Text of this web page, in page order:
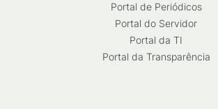
Portal de Periódicos
Portal do Servidor
Portal da TI
Portal da Transparência